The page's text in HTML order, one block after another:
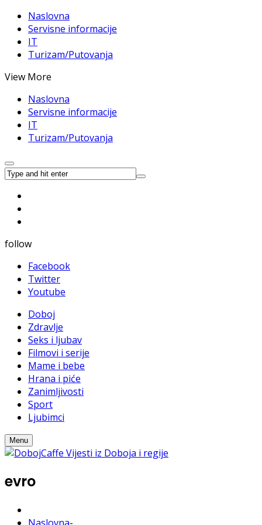
Naslovna
Servisne informacije
IT
Turizam/Putovanja
View More
Naslovna
Servisne informacije
IT
Turizam/Putovanja
follow
Facebook
Twitter
Youtube
Doboj
Zdravlje
Seks i ljubav
Filmovi i serije
Mame i bebe
Hrana i piće
Zanimljivosti
Sport
Ljubimci
Menu
evro